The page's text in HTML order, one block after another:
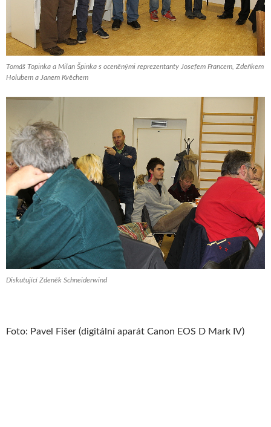
Tomáš Topinka a Milan Špinka s oceněnými reprezentanty Josefem Francem, Zdeňkem
Holubem a Janem Kvěchem
Diskutující Zdeněk Schneiderwind
Foto: Pavel Fišer (digitální aparát Canon EOS D Mark IV)